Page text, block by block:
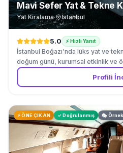
Mavi Sefer Yat & Tekne
Yat Kiralama· İstanbul
5.0 ⚡ Hızlı Yanıt
İstanbul Boğazı'nda lüks yat ve
doğum günü, kurumsal etkinlik ve
etkinlik teknesi, yat gezisi ve parti
manzarası eşliğinde gün batımı
Profili
⚡ ÖNE ÇIKAN ✓ Doğrulanmış 🎭